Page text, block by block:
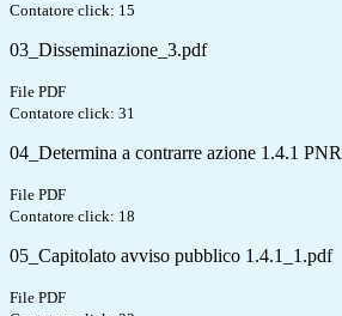
Contatore click: 15
03_Disseminazione_3.pdf
File PDF
Contatore click: 31
04_Determina a contrarre azione 1.4.1
File PDF
Contatore click: 18
05_Capitolato avviso pubblico 1.4.1_1.pdf
File PDF